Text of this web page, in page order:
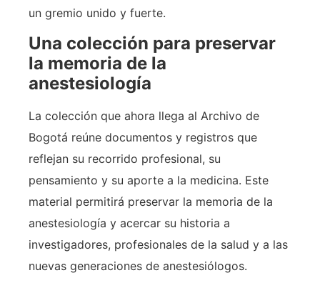
un gremio unido y fuerte.
Una colección para preservar
la memoria de la
anestesiología
La colección que ahora llega al Archivo de
Bogotá reúne documentos y registros que
reflejan su recorrido profesional, su
pensamiento y su aporte a la medicina. Este
material permitirá preservar la memoria de la
anestesiología y acercar su historia a
investigadores, profesionales de la salud y a las
nuevas generaciones de anestesiólogos.